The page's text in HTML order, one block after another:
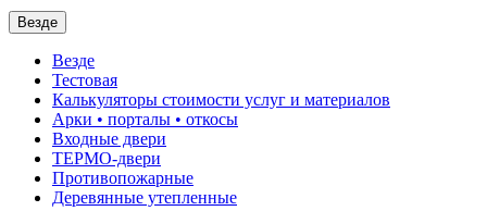
Везде
Везде
Тестовая
Калькуляторы стоимости услуг и материалов
Арки • порталы • откосы
Входные двери
ТЕРМО-двери
Противопожарные
Деревянные утепленные